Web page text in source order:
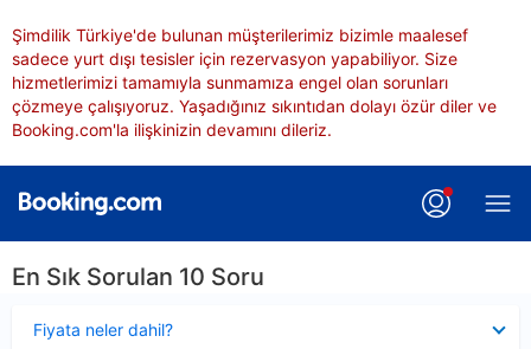
Şimdilik Türkiye'de bulunan müşterilerimiz bizimle maalesef
sadece yurt dışı tesisler için rezervasyon yapabiliyor. Size
hizmetlerimizi tamamıyla sunmamıza engel olan sorunları
çözmeye çalışıyoruz. Yaşadığınız sıkıntıdan dolayı özür diler ve
Booking.com'la ilişkinizin devamını dileriz.
En Sık Sorulan 10 Soru
Fiyata neler dahil?